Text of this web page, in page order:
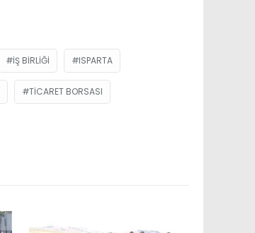
IŞ BIRLIĞI ISPARTA
TICARET BORSASI